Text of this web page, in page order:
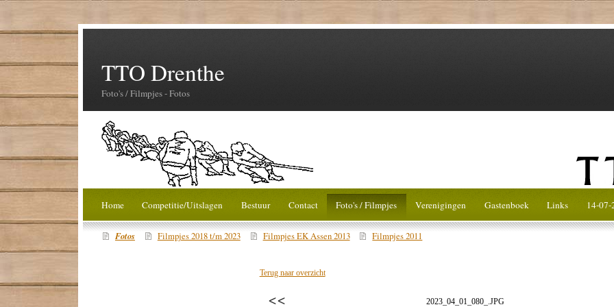
TTO Drenthe
Foto's / Filmpjes - Fotos
Home Competitie/Uitslagen Bestuur Contact Foto's / Filmpjes Verenigingen Gastenboek Links 14-07-
Fotos Filmpjes 2018 t/m 2023 Filmpjes EK Assen 2013 Filmpjes 2011
Terug naar overzicht
2023_04_01_080_.JPG